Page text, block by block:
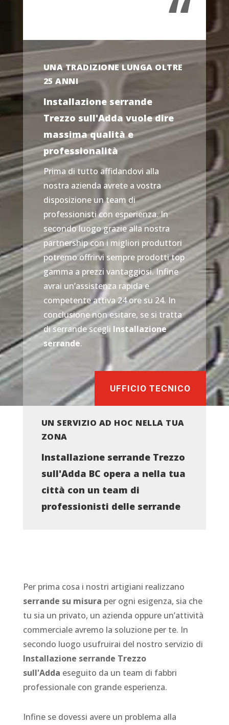
“
UNA TRADIZIONE LUNGA OLTRE
25 ANNI
Installazione serrande
Trezzo sull'Adda vuole dire
massima qualità e
professionalità
Prima di tutto affidandovi alla
nostra azienda avrete a vostra
disposizione un team di
professionisti con esperienza. In
secondo luogo grazie alla nostra
partnership con i migliori produttori
potremo offrirvi sempre prodotti top
gamma a prezzi vantaggiosi. Infine
avrai un’assistenza rapida e
competente attiva 24 ore su 24. In
conclusione non esitare, se si tratta
di serrande scegli Installazione
serrande.
UFFICIO TECNICO
UN SERVIZIO AD HOC NELLA TUA
ZONA
Installazione serrande Trezzo
sull'Adda BC opera a nella tua
città con un team di
professionisti delle serrande
Per prima cosa i nostri artigiani realizzano
serrande su misura per ogni esigenza, sia che
tu sia un privato, un azienda oppure un’attività
commerciale avremo la soluzione per te. In
secondo luogo usufruirai del nostro servizio di
Installazione serrande Trezzo
sull'Adda eseguito da un team di fabbri
professionale con grande esperienza.
Infine se dovessi avere un problema alla